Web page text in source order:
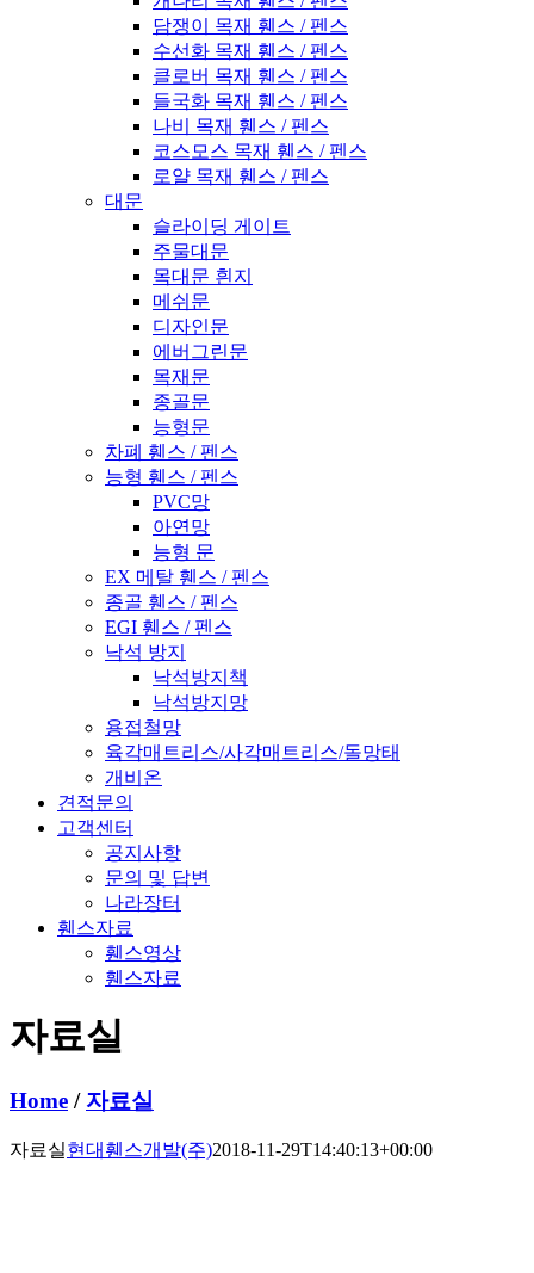
담쟁이 목재 휀스 / 펜스
수선화 목재 휀스 / 펜스
클로버 목재 휀스 / 펜스
들국화 목재 휀스 / 펜스
나비 목재 휀스 / 펜스
코스모스 목재 휀스 / 펜스
로얄 목재 휀스 / 펜스
대문
슬라이딩 게이트
주물대문
목대문 흰지
메쉬문
디자인문
에버그린문
목재문
종골문
능형문
차폐 휀스 / 펜스
능형 휀스 / 펜스
PVC망
아연망
능형 문
EX 메탈 휀스 / 펜스
종골 휀스 / 펜스
EGI 휀스 / 펜스
낙석 방지
낙석방지책
낙석방지망
용접철망
육각매트리스/사각매트리스/돌망태
개비온
견적문의
고객센터
공지사항
문의 및 답변
나라장터
휀스자료
휀스영상
휀스자료
자료실
Home / 자료실
자료실현대휀스개발(주)2018-11-29T14:40:13+00:00